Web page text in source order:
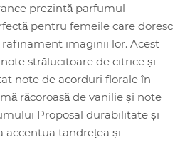
prezintă parfumul
pentru femeile care doresc
rafinament imaginii lor. Acest
strălucitoare de citrice și
note de acorduri florale în
răcoroasă de vanilie și note
Proposal durabilitate și
accentua tandrețea și